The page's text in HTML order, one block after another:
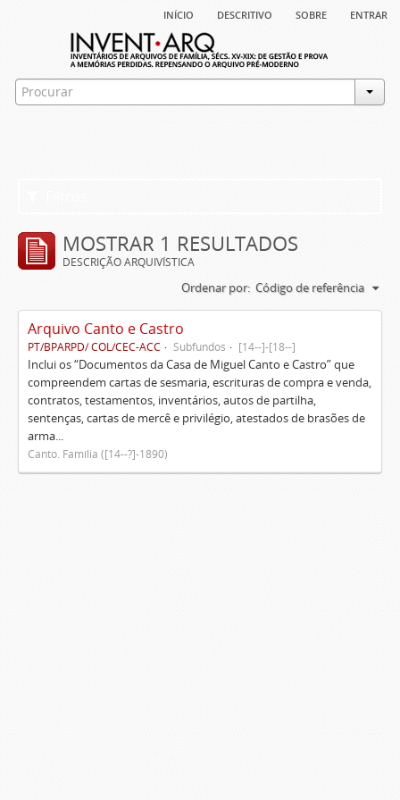
início descritivo sobre entrar
MOSTRAR 1 RESULTADOS
DESCRIÇÃO ARQUIVÍSTICA
Ordenar por: Código de referência
Arquivo Canto e Castro
PT/BPARPD/ COL/CEC-ACC Subfundos [14--]-[18--]
Inclui os “Documentos da Casa de Miguel Canto e Castro” que
compreendem cartas de sesmaria, escrituras de compra e venda,
contratos, testamentos, inventários, autos de partilha,
sentenças, cartas de mercê e privilégio, atestados de brasões de
arma...
Canto. Família ([14--?]-1890)